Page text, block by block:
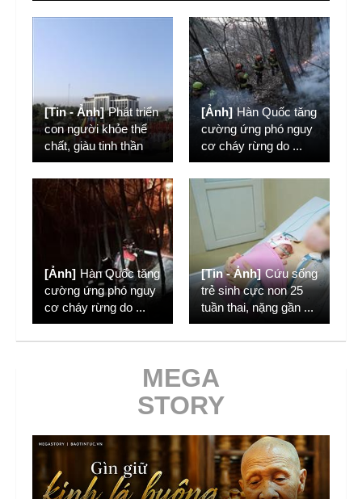
[Tin - Ảnh] Phát triển
con người khỏe thể
chất, giàu tinh thần
[Ảnh] Hàn Quốc tăng
cường ứng phó nguy
cơ cháy rừng do ...
[Ảnh] Hàn Quốc tăng
cường ứng phó nguy
cơ cháy rừng do ...
[Tin - Ảnh] Cứu sống
trẻ sinh cực non 25
tuần thai, nặng gần ...
MEGA
STORY